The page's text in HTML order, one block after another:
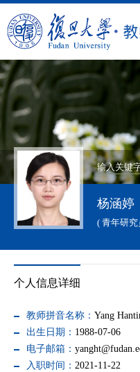
杨涵婷
( 青年研
个人信息详细
教师拼音名称： Yang
出生日期： 1988-07-06
电子邮箱：
入职时间： 2021-11-22